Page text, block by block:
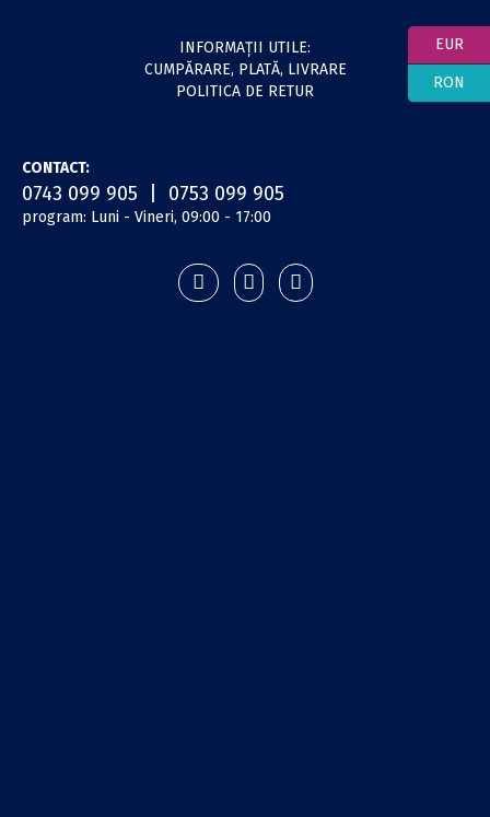
INFORMAŢII UTILE:
CUMPĂRARE, PLATĂ, LIVRARE
POLITICA DE RETUR
CONTACT:
0743 099 905 | 0753 099 905
program: Luni - Vineri, 09:00 - 17:00
EUR
RON